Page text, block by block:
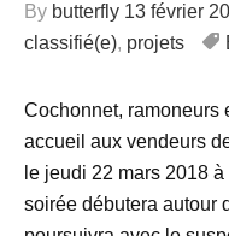
By butterfly 13 février
classifié(e), projets
Cochonnet, ramoneurs
accueil aux vendeurs
le jeudi 22 mars 2018
soirée débutera autour